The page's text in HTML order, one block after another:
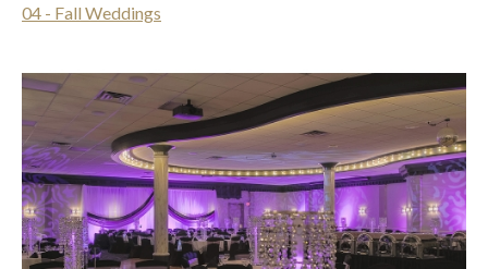
04 - Fall Weddings